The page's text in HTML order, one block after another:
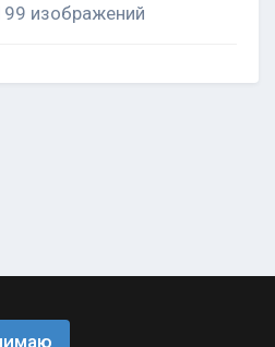
изображений